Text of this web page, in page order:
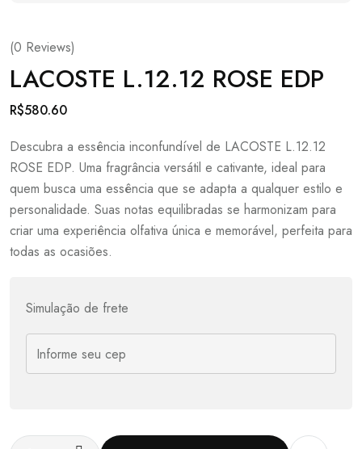
(0 Reviews)
LACOSTE L.12.12 ROSE EDP
R$580.60
Descubra a essência inconfundível de LACOSTE L.12.12
ROSE EDP. Uma fragrância versátil e cativante, ideal para
quem busca uma essência que se adapta a qualquer estilo e
personalidade. Suas notas equilibradas se harmonizam para
criar uma experiência olfativa única e memorável, perfeita para
todas as ocasiões.
Simulação de frete